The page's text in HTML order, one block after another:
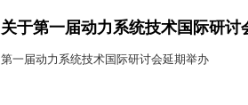
关于第一届动力系统技术国际研讨
第一届动力系统技术国际研讨会延期举办